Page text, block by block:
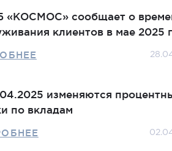
«КОСМОС» сообщает о
клиентов в мае 2025
изменяются
по вкладам